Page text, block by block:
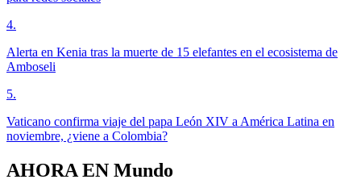
4.
Alerta en Kenia tras la muerte de 15 elefantes en el ecosistema de
Amboseli
5.
Vaticano confirma viaje del papa León XIV a América Latina en
noviembre, ¿viene a Colombia?
AHORA EN Mundo